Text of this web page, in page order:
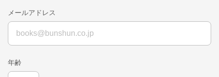
メールアドレス
年齢